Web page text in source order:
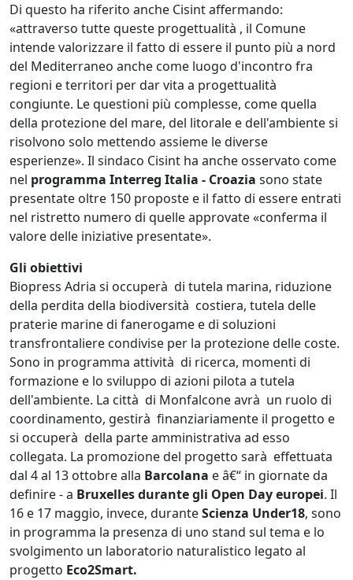
Di questo ha riferito anche Cisint affermando:
«attraverso tutte queste progettualità , il Comune
intende valorizzare il fatto di essere il punto più a nord
del Mediterraneo anche come luogo d'incontro fra
regioni e territori per dar vita a progettualità
congiunte. Le questioni più complesse, come quella
della protezione del mare, del litorale e dell'ambiente si
risolvono solo mettendo assieme le diverse
esperienze». Il sindaco Cisint ha anche osservato come
nel programma Interreg Italia - Croazia sono state
presentate oltre 150 proposte e il fatto di essere entrati
nel ristretto numero di quelle approvate «conferma il
valore delle iniziative presentate».
Gli obiettivi
Biopress Adria si occuperà di tutela marina, riduzione
della perdita della biodiversità costiera, tutela delle
praterie marine di fanerogame e di soluzioni
transfrontaliere condivise per la protezione delle coste.
Sono in programma attività di ricerca, momenti di
formazione e lo sviluppo di azioni pilota a tutela
dell'ambiente. La città di Monfalcone avrà un ruolo di
coordinamento, gestirà finanziariamente il progetto e
si occuperà della parte amministrativa ad esso
collegata. La promozione del progetto sarà effettuata
dal 4 al 13 ottobre alla Barcolana e â€“ in giornate da
definire - a Bruxelles durante gli Open Day europei. Il
16 e 17 maggio, invece, duranteScienza Under18, sono
in programma la presenza di uno stand sul tema e lo
svolgimento un laboratorio naturalistico legato al
progetto Eco2Smart.